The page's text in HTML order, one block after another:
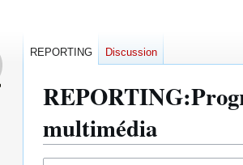
multimédia
REPORTING Discussion